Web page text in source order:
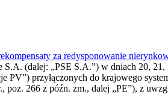
za redysponowanie
S.A. (dalej: „PSE S.A.”) w dniach 20,
PV”) przyłączonych do krajowego
poz. 266 z późn. zm., dalej „PE”), z